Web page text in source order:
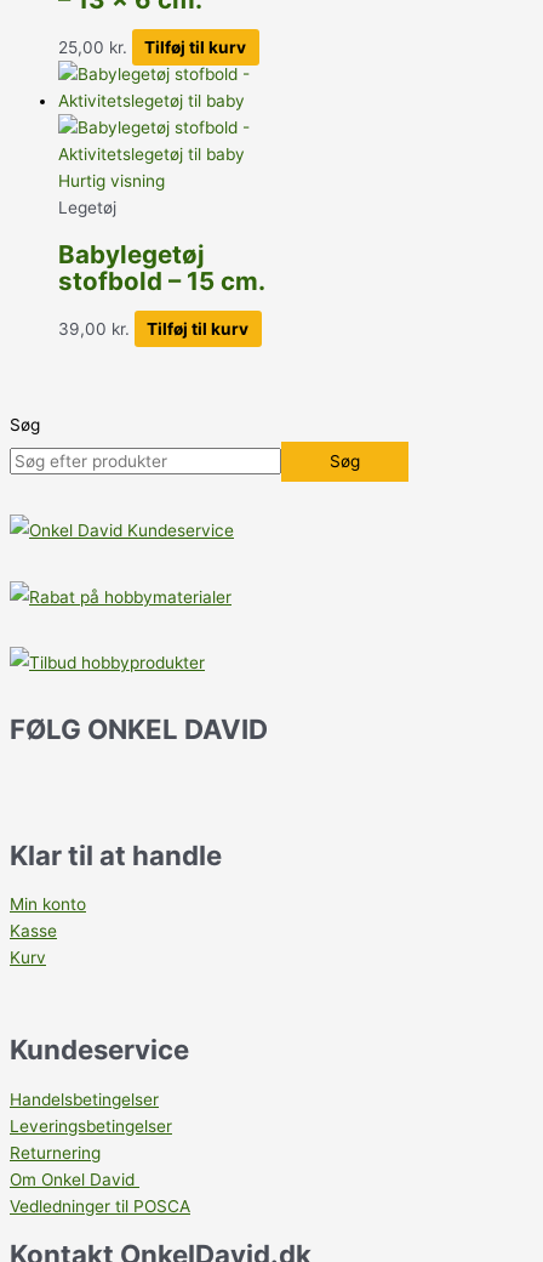
25,00 kr. Tilføj til kurv
Hurtig visning
Legetøj
Babylegetøj
stofbold – 15 cm.
39,00 kr. Tilføj til kurv
Søg
Søg
FØLG ONKEL DAVID
Klar til at handle
Min konto
Kasse
Kurv
Kundeservice
Handelsbetingelser
Leveringsbetingelser
Returnering
Om Onkel David
Vedledninger til POSCA
Kontakt OnkelDavid.dk